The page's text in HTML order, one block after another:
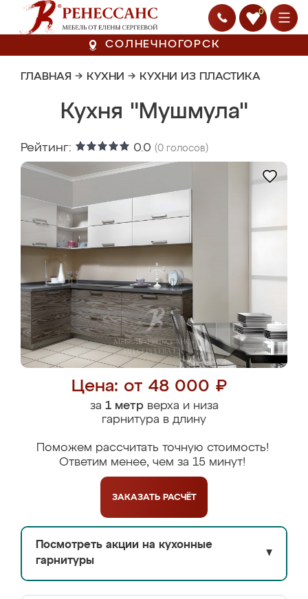
0
СОЛНЕЧНОГОРСК
ГЛАВНАЯ → КУХНИ → КУХНИ ИЗ ПЛАСТИКА
Кухня "Мушмула"
Рейтинг: 0.0 (0 голосов)
Цена: от 48 000 ₽
за 1 метрверха и низа
гарнитура в длину
Поможем рассчитать точную стоимость!
Ответим менее, чем за 15 минут!
ЗАКАЗАТЬ РАСЧЁТ
Посмотреть акции на кухонные
гарнитуры
▼